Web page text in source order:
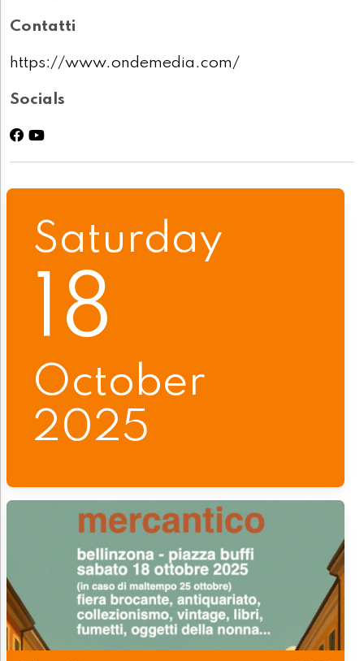
Contatti
https://www.ondemedia.com/
Socials
Saturday
18
October
2025